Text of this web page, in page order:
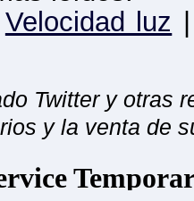
Velocidad luz
Twitter y otras
y la venta de